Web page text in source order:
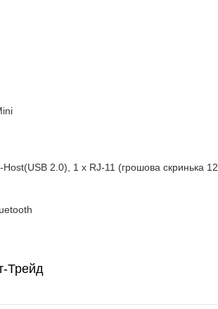
2.0), 1 x RJ-11 (грошова скринька
Трейд